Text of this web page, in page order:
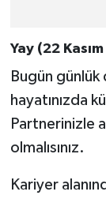
Yay (22
Bugün
hayatınızda
Partnerinizle
olmalısınız.
Kariyer